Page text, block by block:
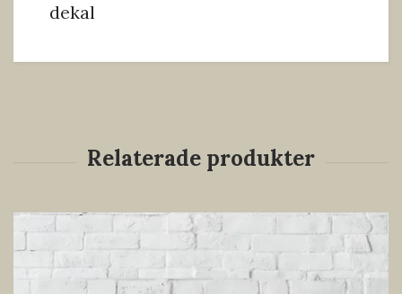
dekal